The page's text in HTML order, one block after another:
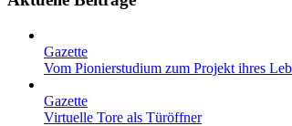
Gazette
Vom Pionierstudium zum Projekt ihres
Gazette
Virtuelle Tore als Türöffner